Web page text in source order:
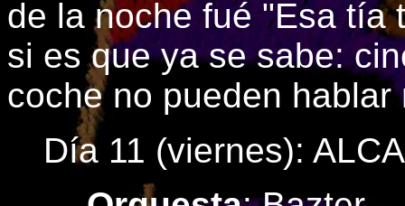
de la noche fué "Esa tía
si es que ya se sabe:
coche no pueden
Día 11 (viernes):